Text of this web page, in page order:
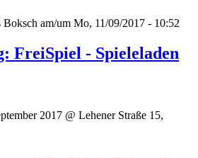
Boksch am/um Mo, 11/09/2017 - 10:52
FreiSpiel - Spieleladen
2017 @ Lehener Straße 15,